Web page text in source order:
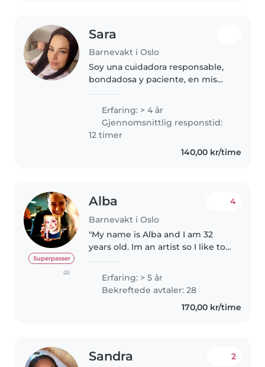
Sara
Barnevakt i Oslo
Soy una cuidadora responsable,
bondadosa y paciente, en mis
cuidando niños de todas las
edades. Me encanta hacer
manualidades, música y juegos.
Erfaring: > 4 år
Gjennomsnittlig responstid:
12 timer
140,00 kr/time
Superpasser
(2)
Alba
Barnevakt i Oslo
4
"My name is Alba and I am 32
years old. Im an artist so I like to
also do face painting for birthday
parties and events my instagram
is @painting..
Erfaring: > 5 år
Bekreftede avtaler: 28
170,00 kr/time
Sandra 2